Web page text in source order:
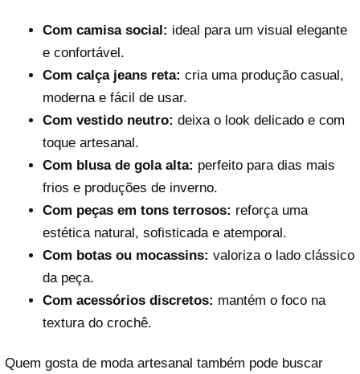
Com camisa social: ideal para um visual elegante
e confortável.
Com calça jeans reta: cria uma produção casual,
moderna e fácil de usar.
Com vestido neutro: deixa o look delicado e com
toque artesanal.
Com blusa de gola alta: perfeito para dias mais
frios e produções de inverno.
Com peças em tons terrosos: reforça uma
estética natural, sofisticada e atemporal.
Com botas ou mocassins: valoriza o lado clássico
da peça.
Com acessórios discretos: mantém o foco na
textura do crochê.
Quem gosta de moda artesanal também pode buscar